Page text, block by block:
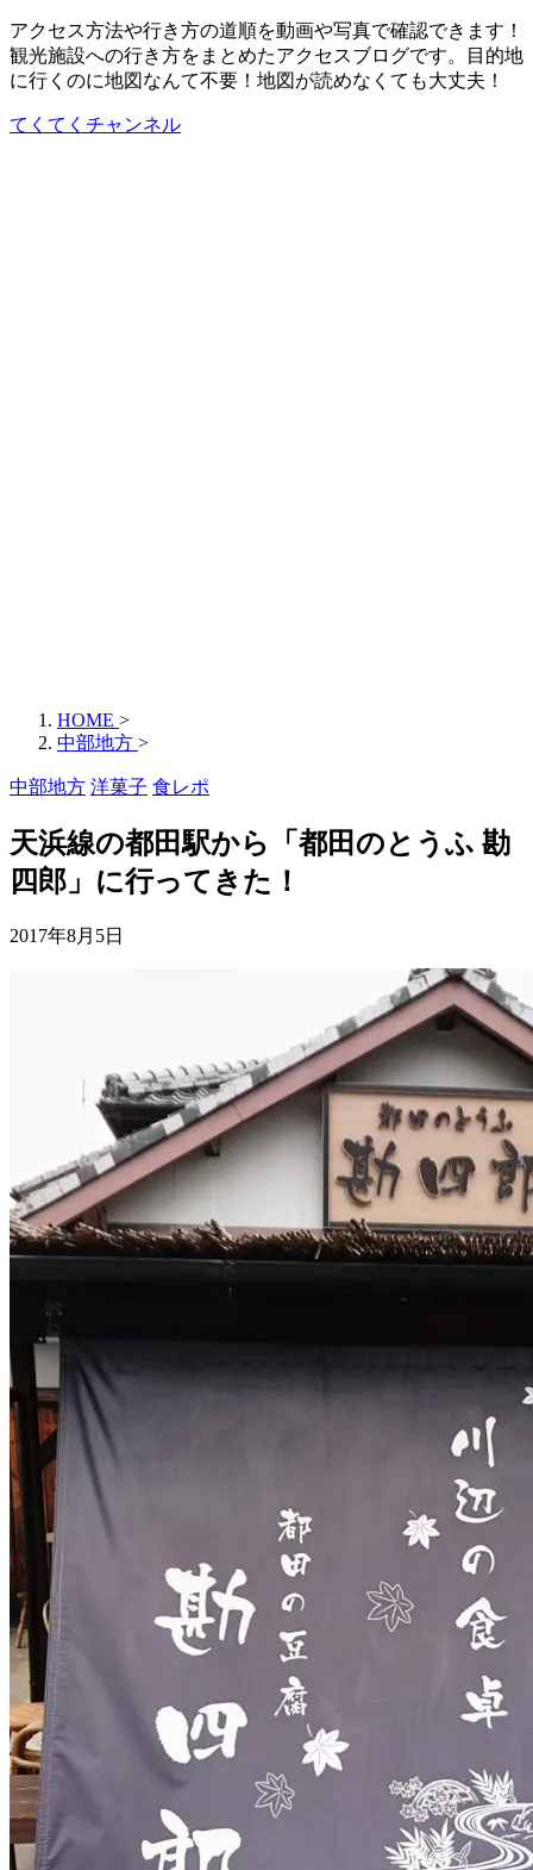
アクセス方法や行き方の道順を動画や写真で確認できます！
観光施設への行き方をまとめたアクセスブログです。目的地
に行くのに地図なんて不要！地図が読めなくても大丈夫！
てくてくチャンネル
HOME >
中部地方 >
中部地方 洋菓子 食レポ
天浜線の都田駅から「都田のとうふ 勘
四郎」に行ってきた！
2017年8月5日